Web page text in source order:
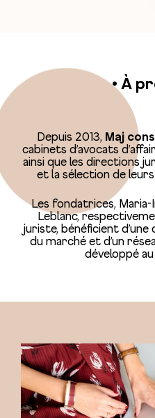
• À
Depuis 2013, Maj
cabinets d’avocats
ainsi que les directions
et la sélection de
Les fondatrices,
Leblanc,
juriste, bénéficient
du marché et d’un
développé